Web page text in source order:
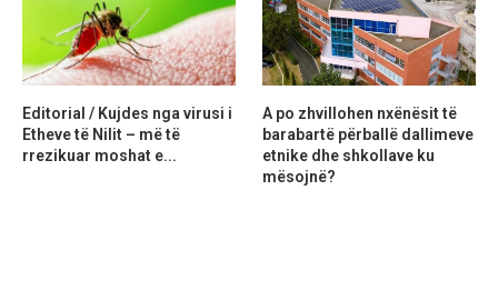
Editorial / Kujdes nga virusi i
Etheve të Nilit – më të
rrezikuar moshat e...
A po zhvillohen nxënësit të
barabartë përballë dallimeve
etnike dhe shkollave ku
mësojnë?